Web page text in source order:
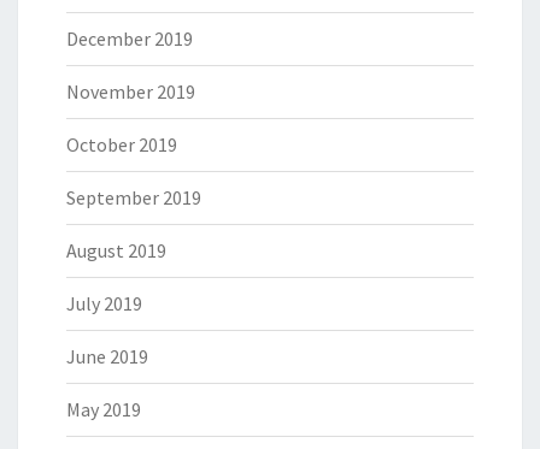
December 2019
November 2019
October 2019
September 2019
August 2019
July 2019
June 2019
May 2019